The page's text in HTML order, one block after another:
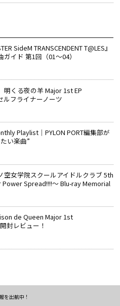
SideM TRANSCENDENT T@LES』
イド 第1回（01～04）
明くる夜の羊 Major 1st EP
ルフライナーノーツ
Playlist│PYLON PORT編集部が
い楽曲”
空女学院スクールアイドルクラブ 5th
Power Spread!!!!～ Blu-ray Memorial
de Queen Major 1st
封レビュー！
を出航中！